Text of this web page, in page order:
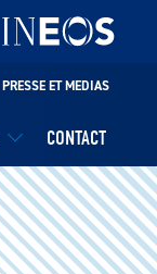
CONTACT
PRESSE ET MEDIAS